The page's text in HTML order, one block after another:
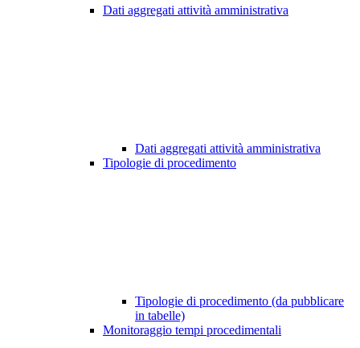
Dati aggregati attività amministrativa
Dati aggregati attività amministrativa
Tipologie di procedimento
Tipologie di procedimento (da pubblicare
in tabelle)
Monitoraggio tempi procedimentali